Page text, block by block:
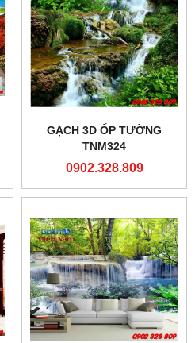
GẠCH 3D ỐP TƯỜNG
TNM324
0902.328.809